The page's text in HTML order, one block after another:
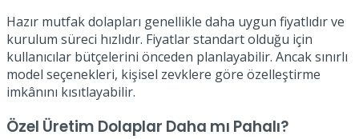
Hazır mutfak dolapları genellikle daha uygun fiyatlıdır ve
kurulum süreci hızlıdır. Fiyatlar standart olduğu için
kullanıcılar bütçelerini önceden planlayabilir. Ancak sınırlı
model seçenekleri, kişisel zevklere göre özelleştirme
imkânını kısıtlayabilir.
Özel Üretim Dolaplar Daha mı Pahalı?